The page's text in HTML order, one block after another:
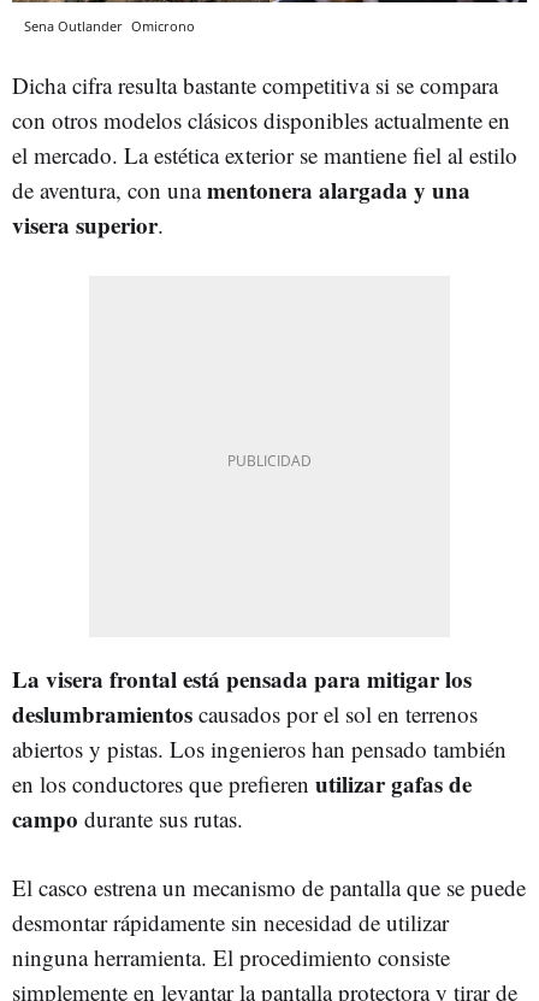
Sena Outlander Omicrono
Dicha cifra resulta bastante competitiva si se compara
con otros modelos clásicos disponibles actualmente en
el mercado. La estética exterior se mantiene fiel al estilo
de aventura, con unamentonera alargada y una
visera superior.
La visera frontal está pensada para mitigar los
deslumbramientos causados por el sol en terrenos
abiertos y pistas. Los ingenieros han pensado también
en los conductores que prefieren utilizar gafas de
campo durante sus rutas.
El casco estrena un mecanismo de pantalla que se puede
desmontar rápidamente sin necesidad de utilizar
ninguna herramienta. El procedimiento consiste
simplemente en levantar la pantalla protectora y tirar de